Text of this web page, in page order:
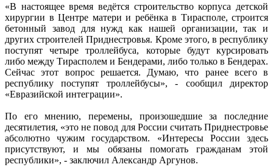
«В настоящее время ведётся строительство корпуса детской
хирургии в Центре матери и ребёнка в Тирасполе, строится
бетонный завод для нужд как нашей организации, так и
других строителей Приднестровья. Кроме этого, в республику
поступят четыре троллейбуса, которые будут курсировать
либо между Тирасполем и Бендерами, либо только в Бендерах.
Сейчас этот вопрос решается. Думаю, что ранее всего в
республику поступят троллейбусы», - сообщил директор
«Евразийской интеграции».
По его мнению, перемены, произошедшие за последние
десятилетия, «это не повод для России считать Приднестровье
абсолютно чужим государством. «Интересы России здесь
присутствуют, и мы обязаны помогать гражданам этой
республики», - заключил Александр Аргунов.